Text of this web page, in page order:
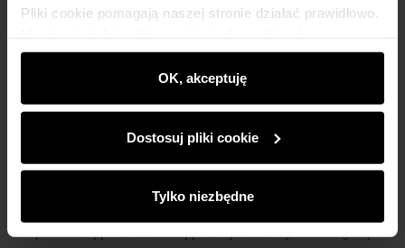
Pliki cookie pomagają naszej stronie działać prawidłowo.
wyświetlać im dopasowane do ich preferencji treści,
rekomendacje oraz komunikaty reklamowe informujące o
najnowszych promocjach w e-sklepie. Informacje o tym,
partnerom społecznościowym, reklamowym i
analitycznym. Partnerzy mogą połączyć te informacje z
podczas korzystania z ich usług.
OK, akceptuję
Dostosuj pliki cookie
Tylko niezbędne
Bądź na bieżąco z nowościami i promocjami!
Wprowadzając i zatwierdzając swoje dane wyrażasz zgodę